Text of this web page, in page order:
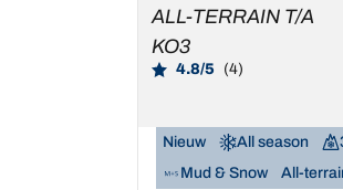
ALL-TERRAIN T/A
KO3
4.8/5 (4)
Nieuw All season
Mud & Snow
All-